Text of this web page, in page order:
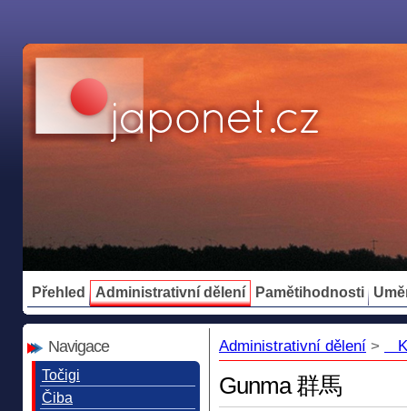
Přehled Administrativní dělení Pamětihodnosti
Navigace
Točigi
Čiba
Administrativní dělení >
Gunma 群馬